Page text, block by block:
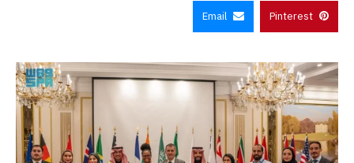
Pinterest
Email